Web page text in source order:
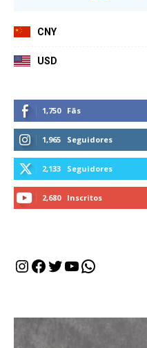
CNY
USD
1,750 Fãs
1,965 Seguidores
2,133 Seguidores
2,680 Inscritos
Instagram
Facebook
Twitter
Youtube
WhatsApp